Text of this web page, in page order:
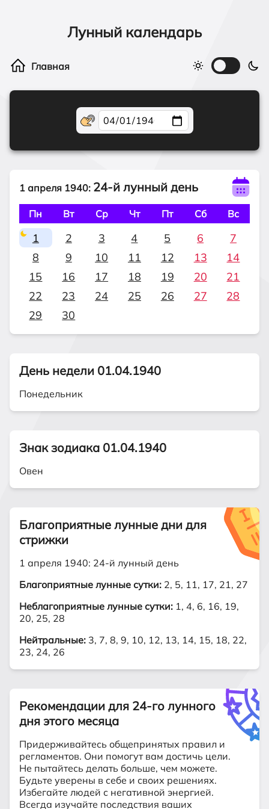
Лунный календарь
1 апреля 1940: 24-й лунный день
Пн Вт Ср Чт Пт Сб Вс
1 2 3 4 5 6
7
8
9 10 11 12 13
14
15
16 17 18 19 20
21
22
23 24 25 26 27
28
29
30
День недели 01.04.1940
Понедельник
Знак зодиака 01.04.1940
Овен
Благоприятные лунные дни для
стрижки
1 апреля 1940: 24-й лунный день
Благоприятные лунные сутки: 2, 5, 11, 17, 21, 27
Неблагоприятные лунные сутки: 1, 4, 6, 16, 19,
20, 25, 28
Нейтральные: 3, 7, 8, 9, 10, 12, 13, 14, 15, 18, 22,
23, 24, 26
Рекомендации для 24-го лунного
дня этого месяца
Придерживайтесь общепринятых правил и
регламентов. Они помогут вам достичь цели.
Не пытайтесь делать больше, чем можете.
Будьте уверены в себе и своих решениях.
Избегайте людей с негативной энергией.
Всегда изучайте последствия ваших